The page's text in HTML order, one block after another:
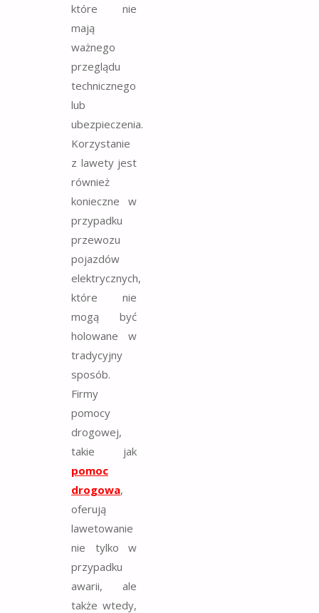
które nie
mają
ważnego
przeglądu
technicznego
lub
ubezpieczenia.
Korzystanie
z lawety jest
również
konieczne w
przypadku
przewozu
pojazdów
elektrycznych,
które nie
mogą być
holowane w
tradycyjny
sposób.
Firmy
pomocy
drogowej,
takie jak
pomoc
drogowa,
oferują
lawetowanie
nie tylko w
przypadku
awarii, ale
także wtedy,